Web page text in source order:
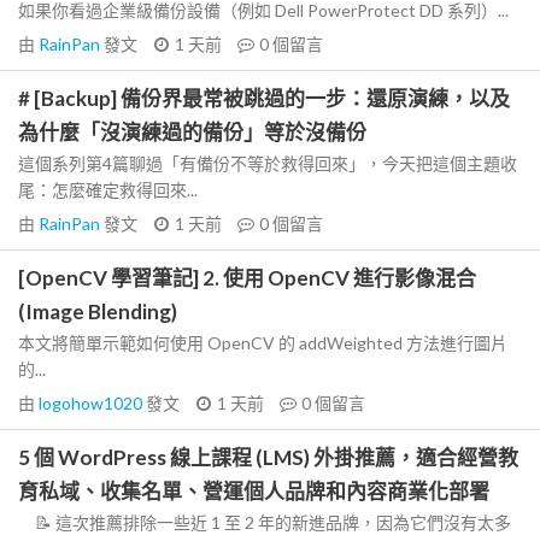
如果你看過企業級備份設備（例如 Dell PowerProtect DD 系列）...
由 RainPan 發文 1 天前 0個留言
# [Backup] 備份界最常被跳過的一步：還原演練，以及
為什麼「沒演練過的備份」等於沒備份
這個系列第4篇聊過「有備份不等於救得回來」，今天把這個主題收
尾：怎麼確定救得回來...
由 RainPan 發文 1 天前 0個留言
[OpenCV 學習筆記] 2. 使用 OpenCV 進行影像混合
(Image Blending)
本文將簡單示範如何使用 OpenCV 的 addWeighted 方法進行圖片
的...
由 logohow1020發文 1 天前 0個留言
5 個 WordPress 線上課程 (LMS) 外掛推薦，適合經營教
育私域、收集名單、營運個人品牌和內容商業化部署
📝 這次推薦排除一些近 1 至 2 年的新進品牌，因為它們沒有太多